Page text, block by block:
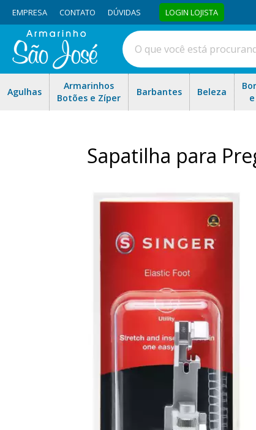
EMPRESA CONTATO DÚVIDAS LOGIN LOJISTA
Agulhas
Armarinhos
Botões e Zíper
Barbantes Beleza
Sapatilha para